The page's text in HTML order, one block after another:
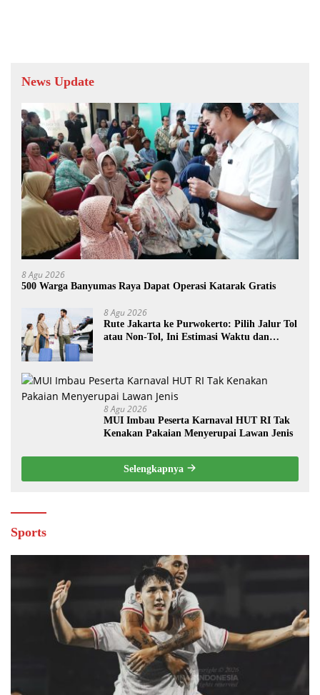
News Update
8 Agu 2026
500 Warga Banyumas Raya Dapat Operasi Katarak Gratis
8 Agu 2026
Rute Jakarta ke Purwokerto: Pilih Jalur Tol
atau Non-Tol, Ini Estimasi Waktu dan
8 Agu 2026
MUI Imbau Peserta Karnaval HUT RI Tak
Kenakan Pakaian Menyerupai Lawan Jenis
Selengkapnya
Sports